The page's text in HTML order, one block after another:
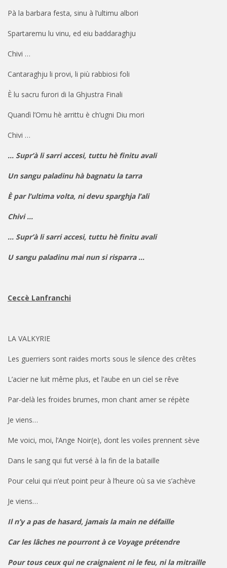
Pà la barbara festa, sinu à l’ultimu albori
Spartaremu lu vinu, ed eiu baddaraghju
Chivi …
Cantaraghju li provi, li più rabbiosi foli
È lu sacru furori di la Ghjustra Finali
Quandì l’Omu hè arrittu è ch’ugni Diu mori
Chivi …
… Supr’à li sarri accesi, tuttu hè finitu avali
Un sangu paladinu hà bagnatu la tarra
È par l’ultima volta, ni devu sparghja l’ali
Chivi …
… Supr’à li sarri accesi, tuttu hè finitu avali
U sangu paladinu mai nun si risparra …
Ceccè Lanfranchi
LA VALKYRIE
Les guerriers sont raides morts sous le silence des crêtes
L’acier ne luit même plus, et l’aube en un ciel se rêve
Par-delà les froides brumes, mon chant amer se répète
Je viens…
Me voici, moi, l’Ange Noir(e), dont les voiles prennent sève
Dans le sang qui fut versé à la fin de la bataille
Pour celui qui n’eut point peur à l’heure où sa vie s’achève
Je viens…
Il n’y a pas de hasard, jamais la main ne défaille
Car les lâches ne pourront à ce Voyage prétendre
Pour tous ceux qui ne craignaient ni le feu, ni la mitraille